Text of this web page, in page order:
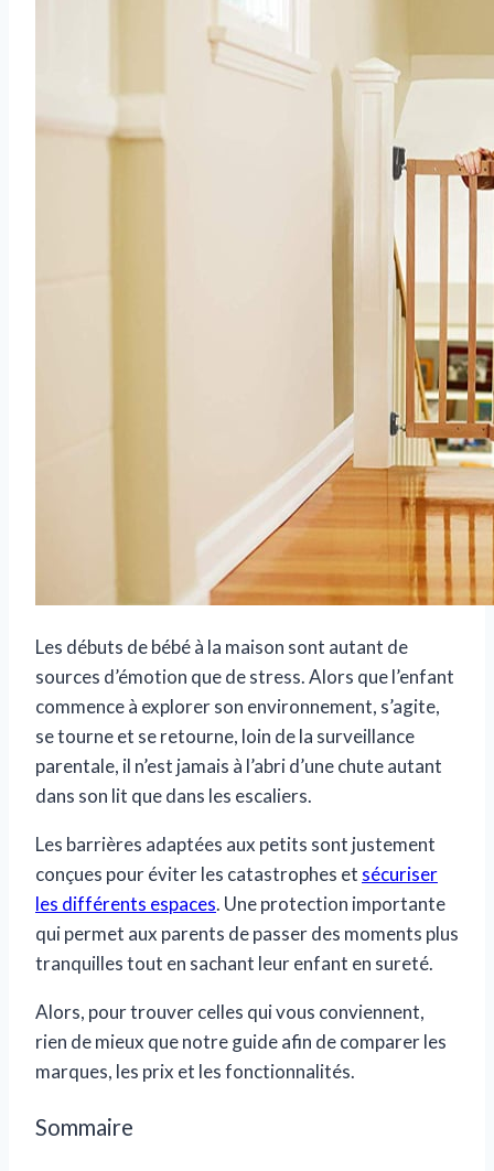
Les débuts de bébé à la maison sont autant de
sources d’émotion que de stress. Alors que l’enfant
commence à explorer son environnement, s’agite,
se tourne et se retourne, loin de la surveillance
parentale, il n’est jamais à l’abri d’une chute autant
dans son lit que dans les escaliers.
Les barrières adaptées aux petits sont justement
conçues pour éviter les catastrophes et sécuriser
les différents espaces. Une protection importante
qui permet aux parents de passer des moments plus
tranquilles tout en sachant leur enfant en sureté.
Alors, pour trouver celles qui vous conviennent,
rien de mieux que notre guide afin de comparer les
marques, les prix et les fonctionnalités.
Sommaire